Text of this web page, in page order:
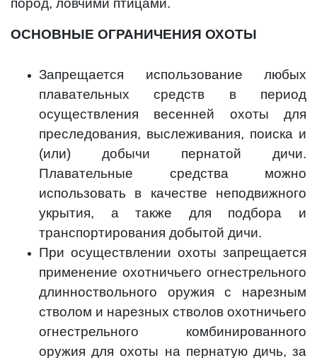
пород, ловчими птицами.
ОСНОВНЫЕ ОГРАНИЧЕНИЯ ОХОТЫ
Запрещается использование любых
плавательных средств в период
осуществления весенней охоты для
преследования, выслеживания, поиска и
(или) добычи пернатой дичи.
Плавательные средства можно
использовать в качестве неподвижного
укрытия, а также для подбора и
транспортирования добытой дичи.
При осуществлении охоты запрещается
применение охотничьего огнестрельного
длинноствольного оружия с нарезным
стволом и нарезных стволов охотничьего
огнестрельного комбинированного
оружия для охоты на пернатую дичь, за